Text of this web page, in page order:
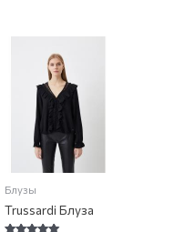
Блузы
Trussardi Блуза